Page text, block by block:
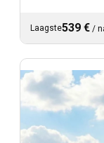
Laagste539 € /